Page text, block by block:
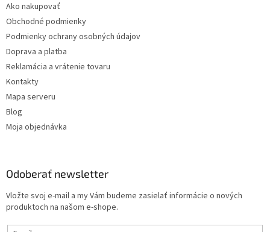
Ako nakupovať
Obchodné podmienky
Podmienky ochrany osobných údajov
Doprava a platba
Reklamácia a vrátenie tovaru
Kontakty
Mapa serveru
Blog
Moja objednávka
Odoberať newsletter
Vložte svoj e-mail a my Vám budeme zasielať informácie o nových
produktoch na našom e-shope.